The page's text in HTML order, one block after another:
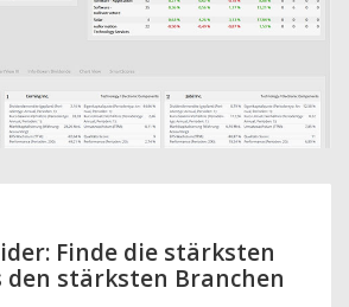
Finde die stärksten
den stärksten Branchen